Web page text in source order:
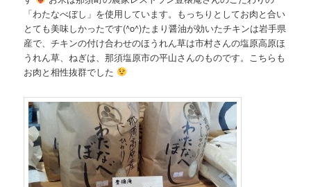
「わたなべぼし」を使用しています。もっちりとしてお肉と合い
とても美味しかったです(^o^)たまり醤油が効いたチキンは岩手県
産で、チキンの付け合わせのほうれん草は市村さんの塩原高原ほ
うれん草、ねぎは、那須塩原市の平山さんのものです。こちらも
お肉と相性抜群でした